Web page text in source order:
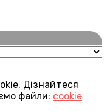
Дізнайтеся
файли: cookie